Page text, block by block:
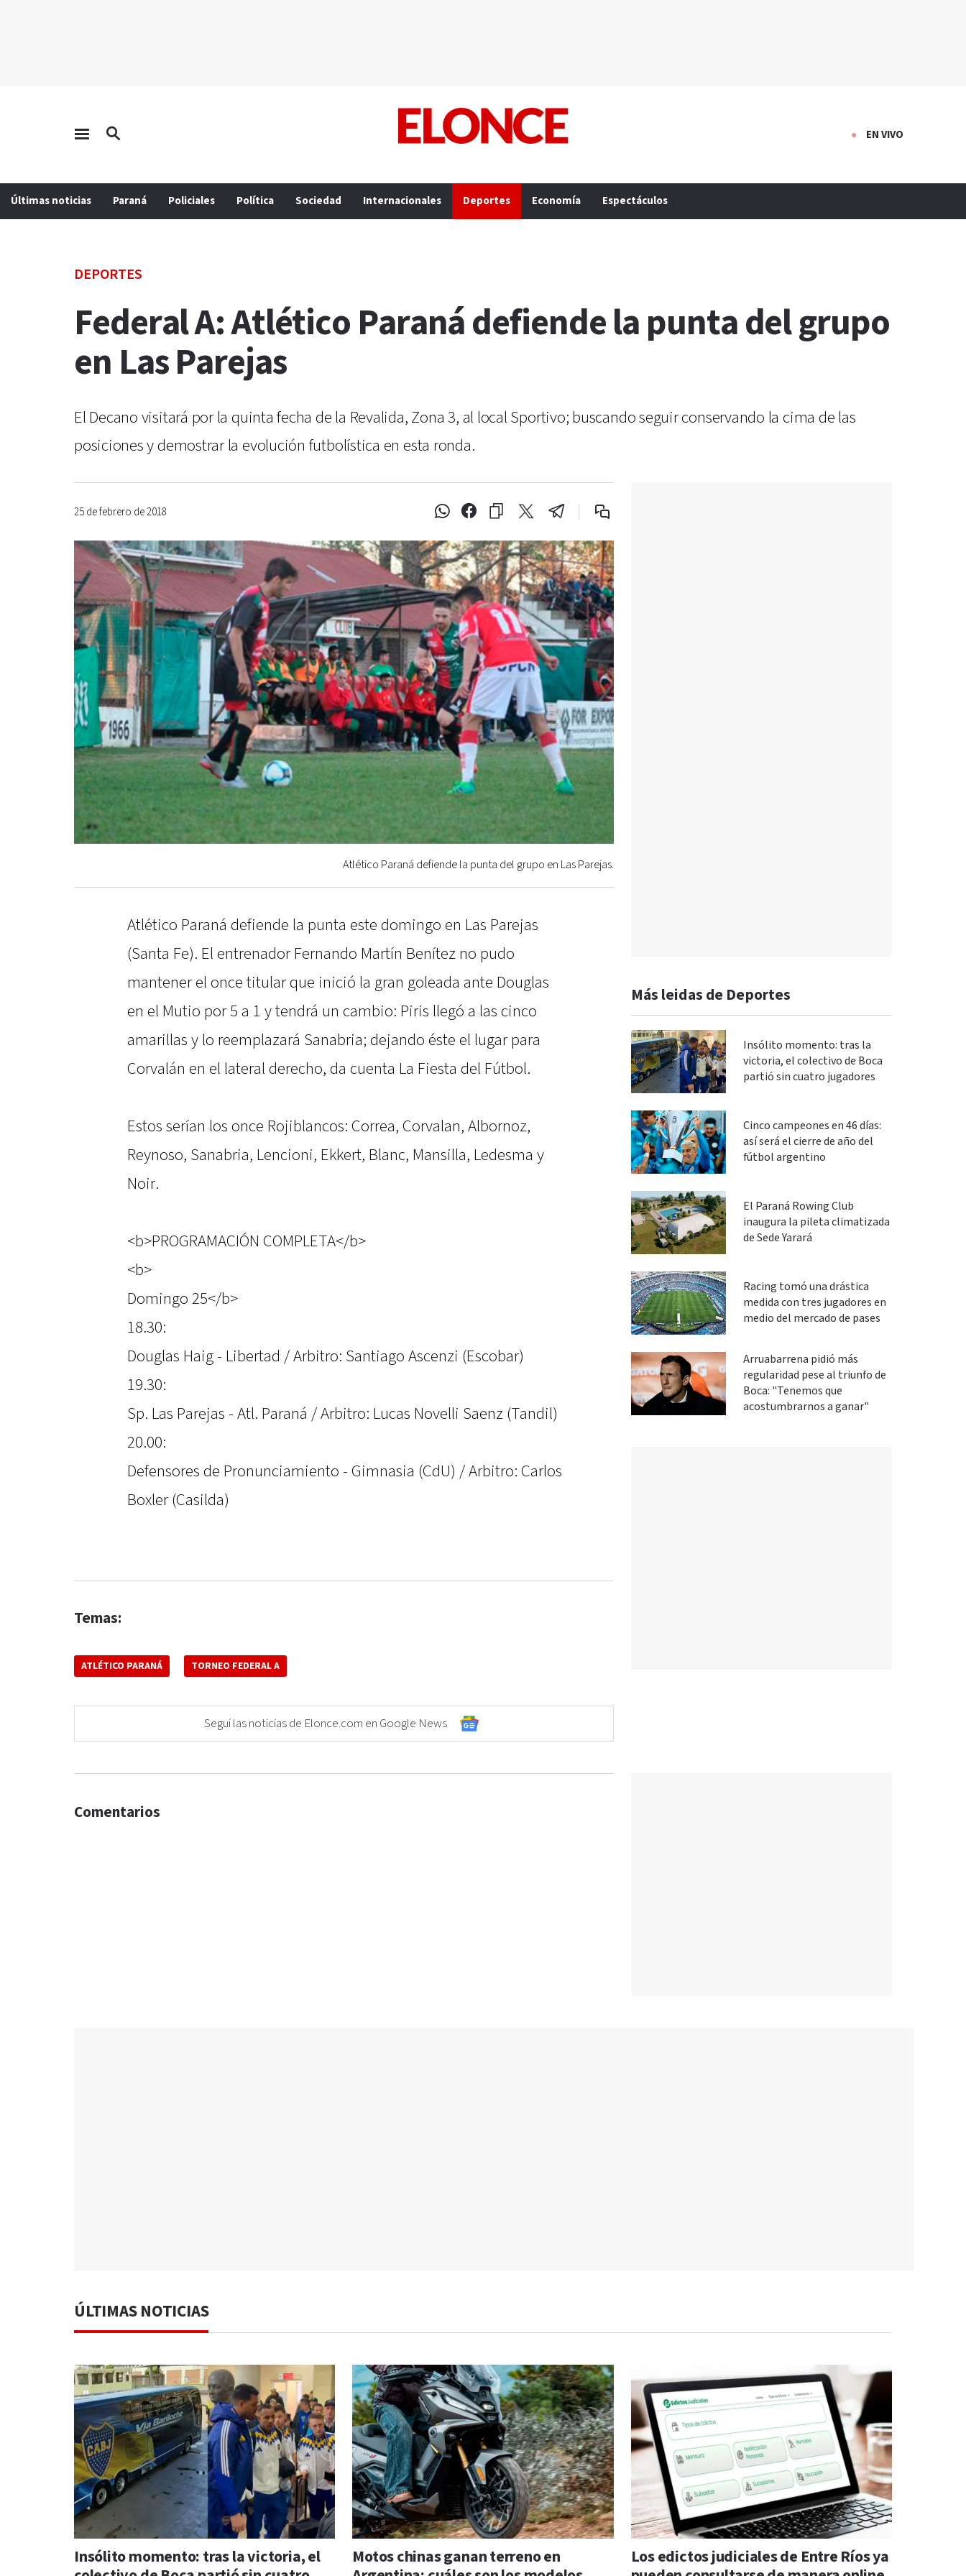
EN VIVO
Últimas noticias Paraná Policiales Política Sociedad Internacionales Deportes Economía Espectáculos
DEPORTES
Federal A: Atlético Paraná defiende la punta del grupo
en Las Parejas
El Decano visitará por la quinta fecha de la Revalida, Zona 3, al local Sportivo; buscando seguir conservando la cima de las
posiciones y demostrar la evolución futbolística en esta ronda.
25 de febrero de 2018
Atlético Paraná defiende la punta del grupo en Las Parejas.
Atlético Paraná defiende la punta este domingo en Las Parejas
(Santa Fe). El entrenador Fernando Martín Benítez no pudo
mantener el once titular que inició la gran goleada ante Douglas
en el Mutio por 5 a 1 y tendrá un cambio: Piris llegó a las cinco
amarillas y lo reemplazará Sanabria; dejando éste el lugar para
Corvalán en el lateral derecho, da cuenta La Fiesta del Fútbol.
Estos serían los once Rojiblancos: Correa, Corvalan, Albornoz,
Reynoso, Sanabria, Lencioni, Ekkert, Blanc, Mansilla, Ledesma y
Noir.
<b>PROGRAMACIÓN COMPLETA</b>
<b>
Domingo 25</b>
18.30:
Douglas Haig - Libertad / Arbitro: Santiago Ascenzi (Escobar)
19.30:
Sp. Las Parejas - Atl. Paraná / Arbitro: Lucas Novelli Saenz (Tandil)
20.00:
Defensores de Pronunciamiento - Gimnasia (CdU) / Arbitro: Carlos
Boxler (Casilda)
Temas:
ATLÉTICO PARANÁ TORNEO FEDERAL A
Seguí las noticias de Elonce.com en Google News
Más leidas de Deportes
Insólito momento: tras la
victoria, el colectivo de Boca
partió sin cuatro jugadores
Cinco campeones en 46 días:
así será el cierre de año del
fútbol argentino
El Paraná Rowing Club
inaugura la pileta climatizada
de Sede Yarará
Racing tomó una drástica
medida con tres jugadores en
medio del mercado de pases
Arruabarrena pidió más
regularidad pese al triunfo de
Boca: "Tenemos que
acostumbrarnos a ganar"
Comentarios
ÚLTIMAS NOTICIAS
Insólito momento: tras la victoria, el
Motos chinas ganan terreno en
Los edictos judiciales de Entre Ríos ya